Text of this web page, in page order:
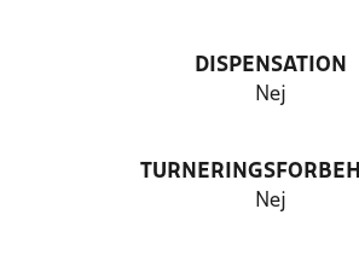
DISPENSATION
Nej
Nej